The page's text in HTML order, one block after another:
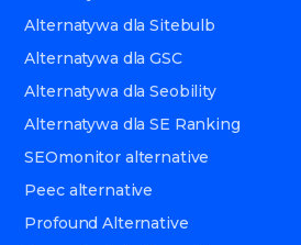
Alternatywa dla Sitebulb
Alternatywa dla GSC
Alternatywa dla Seobility
Alternatywa dla SE Ranking
SEOmonitor alternative
Peec alternative
Profound Alternative